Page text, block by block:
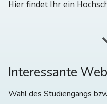
Hier findet Ihr ein
Interessante
Wahl des Studiengangs